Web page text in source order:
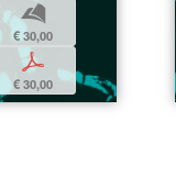
b
€ 30,00
p
€ 30,00